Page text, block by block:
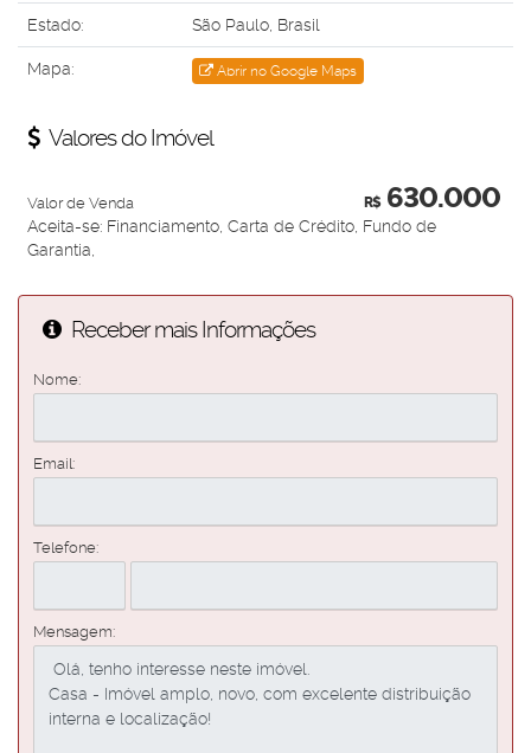
Estado: São Paulo, Brasil
Mapa: Abrir no Google Maps
Valores do Imóvel
R$630.000
Valor de Venda
Aceita-se: Financiamento, Carta de Crédito, Fundo de
Garantia,
Receber mais Informações
Nome:
Email:
Telefone:
Mensagem: